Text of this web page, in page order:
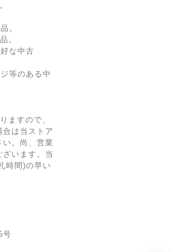
。
。
な中古
等のある中
ますので、
は当ストア
。尚、営業
います。当
時間)の早い
号